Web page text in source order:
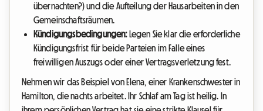
übernachten?) und die Aufteilung der Hausarbeiten in den
Gemeinschaftsräumen.
Kündigungsbedingungen:Legen Sie klar die erforderliche
Kündigungsfrist für beide Parteien im Falle eines
freiwilligen Auszugs oder einer Vertragsverletzung fest.
Nehmen wir das Beispiel von Elena, einer Krankenschwester in
Hamilton, die nachts arbeitet. Ihr Schlaf am Tag ist heilig. In